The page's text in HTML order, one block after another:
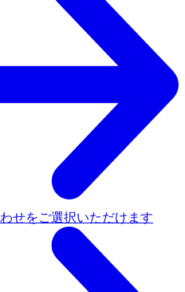
せをご選択いただけます